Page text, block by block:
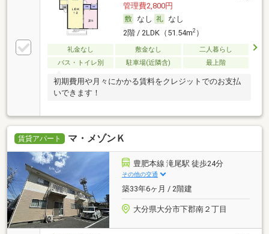
管理費2,800円
なし
なし
2階 / 2LDK（51.54m2）
礼金なし 敷金なし
二人暮らし
バス・トイレ別
駐車場(近隣含) 最上階
初期費用や月々にかかる賃料をクレジットでのお支払
いできます！
賃貸アパート マ・メゾンＫ
豊肥本線 滝尾駅 徒歩24分
その他の交通
築33年6ヶ月 / 2階建
大分県大分市下郡南２丁目